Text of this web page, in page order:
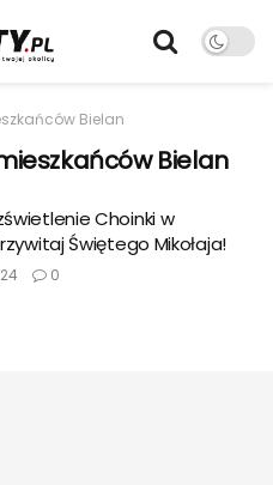
Bielan
Bielan
Choinki w
Świętego Mikołaja!
0